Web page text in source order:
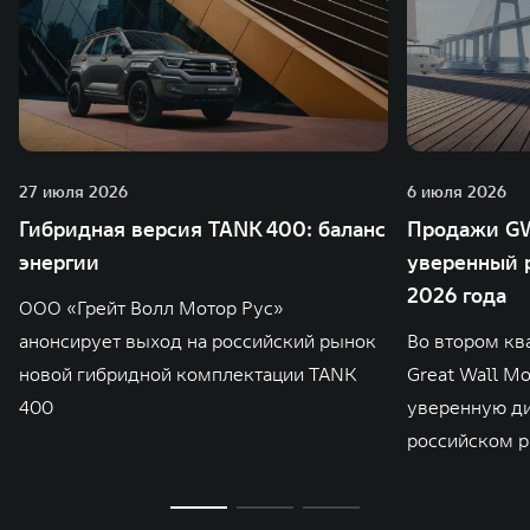
27 июля 2026
Гибридная версия TANK 400: баланс
энергии
ООО «Грейт Волл Мотор Рус»
анонсирует выход на российский рынок
новой гибридной комплектации TANK
400
6 июля 2026
Продажи
уверенный
2026 года
Во втором
Great Wall
уверенную
российском